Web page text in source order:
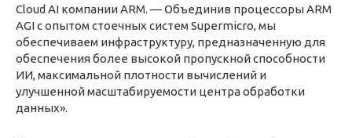
Cloud AI компании ARM. — Объединив процессоры ARM
AGI с опытом стоечных систем Supermicro, мы
обеспечиваем инфраструктуру, предназначенную для
обеспечения более высокой пропускной способности
ИИ, максимальной плотности вычислений и
улучшенной масштабируемости центра обработки
данных».